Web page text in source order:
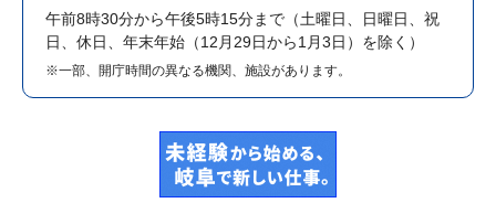
午前8時30分から午後5時15分まで （土曜日、日曜日、祝
日、休日、年末年始（12月29日から1月3日）を除く）
※一部、開庁時間の異なる機関、施設があります。